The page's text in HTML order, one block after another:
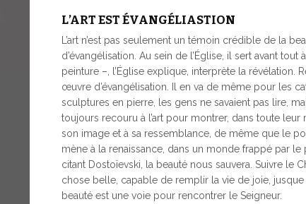
L’ART EST ÉVANGÉLIASTION
L’art n’est pas seulement un témoin crédible de la
d’évangélisation. Au sein de l’Église, il sert avant
peinture –, l’Église explique, interprète la révélation.
œuvre d’évangélisation. Il en va de même pour les
sculptures en pierre, les gens ne savaient pas lire,
toujours recouru à l’art pour montrer, dans toute
son image et à sa ressemblance, de même que le
mène à la renaissance, dans un monde frappé par le
citant Dostoïevski, la beauté nous sauvera. Suivre le
chose belle, capable de remplir la vie de joie,
beauté est une voie pour rencontrer le Seigneur.